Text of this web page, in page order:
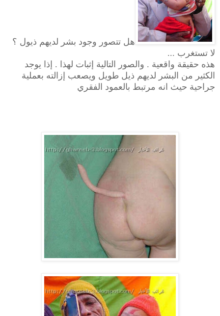
هل تتصور وجود بشر لديهم ذيول ؟
لا تستغرب ...
هذه حقيقة واقعية . والصور التالية إثبات لهذا . إذا يوجد
الكثير من البشر لديهم ذيل طويل ويصعب إزالته بعملية
جراحية حيث انه مرتبط بالعمود الفقري